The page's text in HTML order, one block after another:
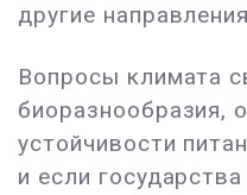
другие
Вопросы климата
биоразнообразия,
устойчивости
и если